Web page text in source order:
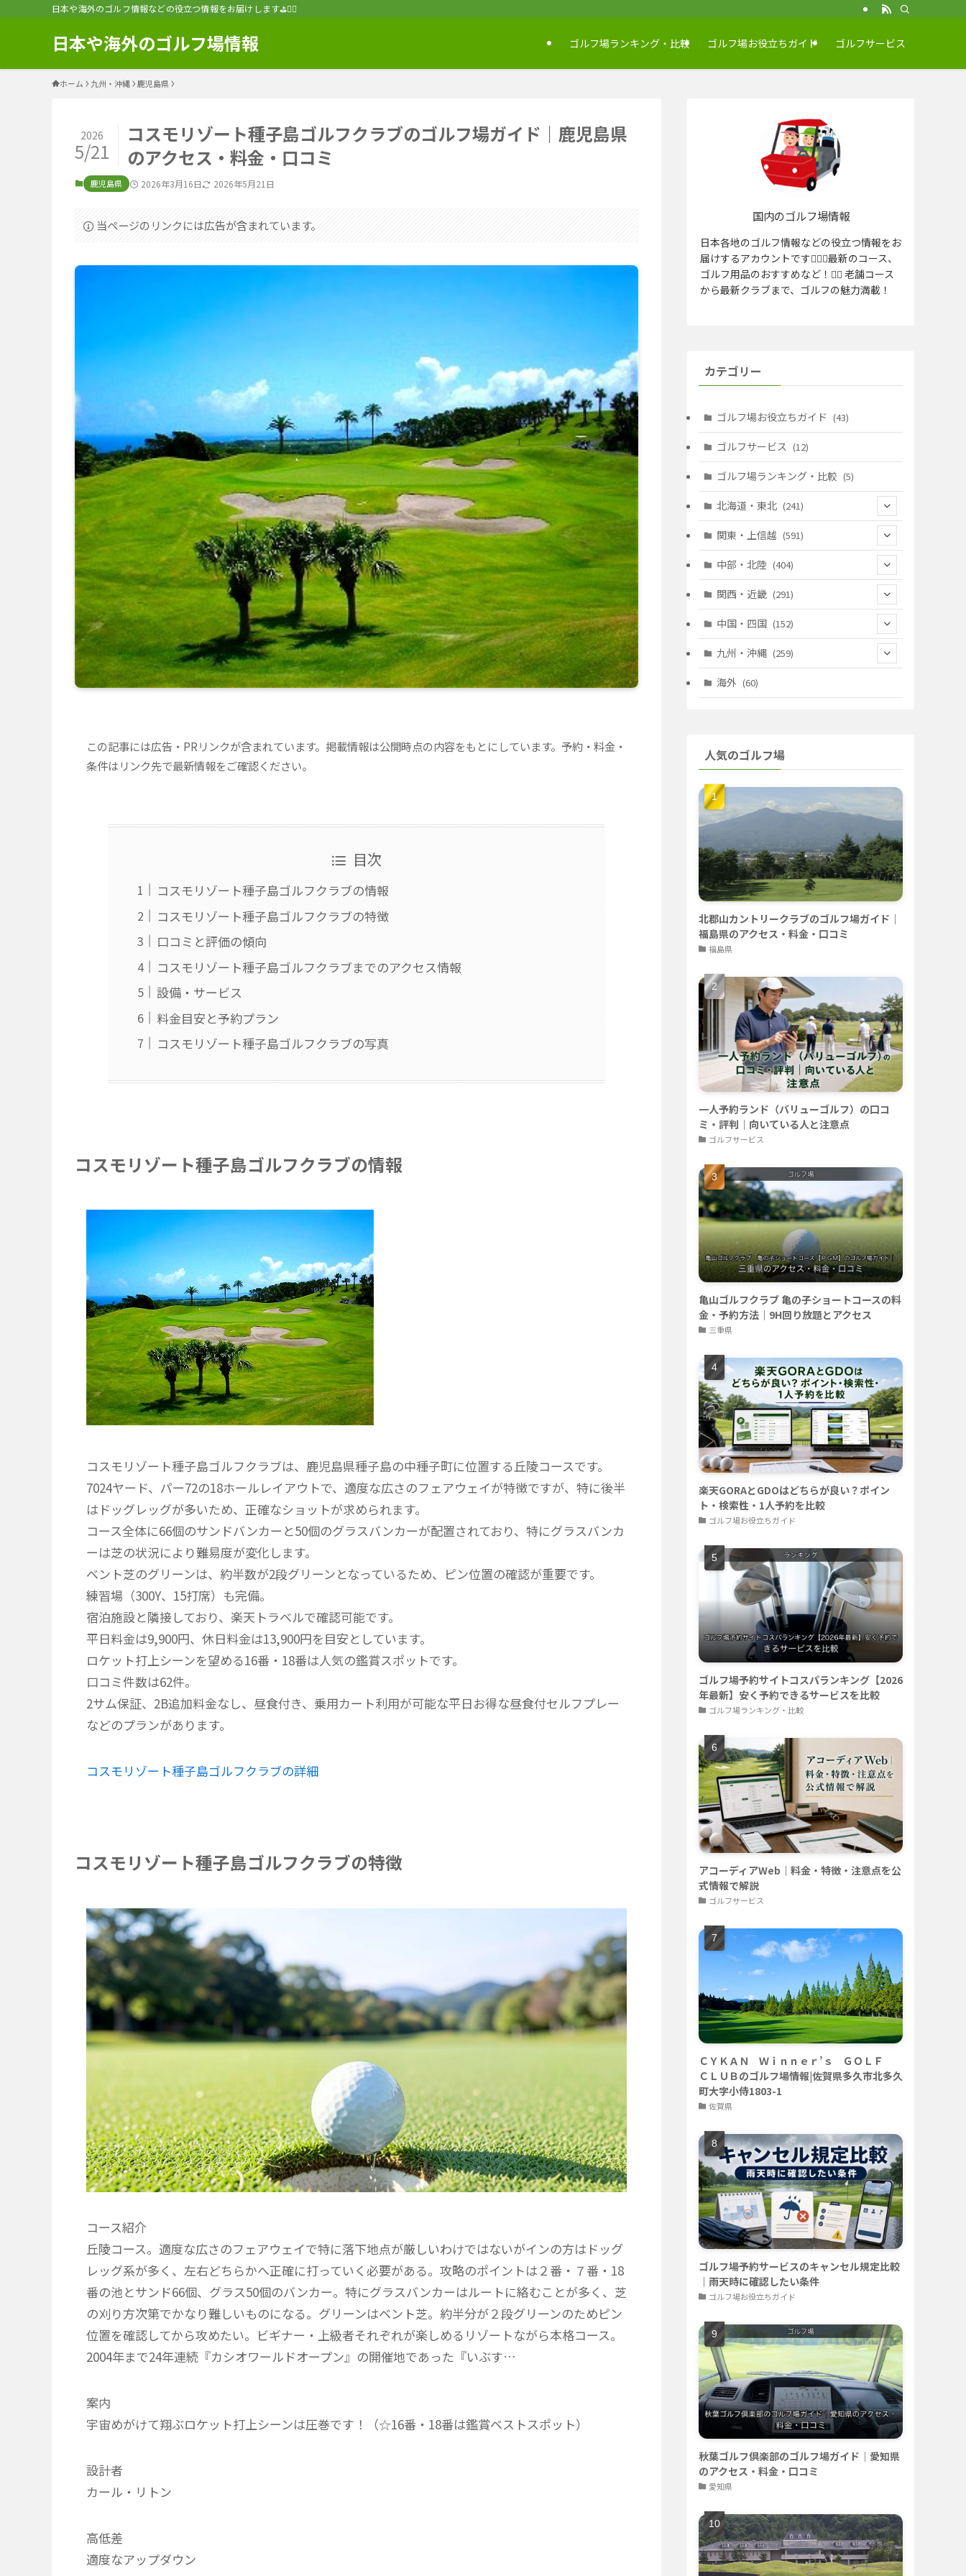
日本や海外のゴルフ情報などの役立つ情報をお届けします⛳️🏌️‍♂️
日本や海外のゴルフ場情報 ゴルフ場ランキング・比較 ゴルフ場お役立ちガイド ゴルフサービス
ホーム 九州・沖縄 鹿児島県
コスモリゾート種子島ゴルフクラブのゴルフ場ガイド｜鹿児島県
のアクセス・料金・口コミ
2026
5/21
鹿児島県 2026年3月16日 2026年5月21日
当ページのリンクには広告が含まれています。
この記事には広告・PRリンクが含まれています。掲載情報は公開時点の内容をもとにしています。予約・料金・
条件はリンク先で最新情報をご確認ください。
目次
コスモリゾート種子島ゴルフクラブの情報
コスモリゾート種子島ゴルフクラブの特徴
口コミと評価の傾向
コスモリゾート種子島ゴルフクラブまでのアクセス情報
設備・サービス
料金目安と予約プラン
コスモリゾート種子島ゴルフクラブの写真
コスモリゾート種子島ゴルフクラブの情報
コスモリゾート種子島ゴルフクラブは、鹿児島県種子島の中種子町に位置する丘陵コースです。
7024ヤード、パー72の18ホールレイアウトで、適度な広さのフェアウェイが特徴ですが、特に後半
はドッグレッグが多いため、正確なショットが求められます。
コース全体に66個のサンドバンカーと50個のグラスバンカーが配置されており、特にグラスバンカ
ーは芝の状況により難易度が変化します。
ベント芝のグリーンは、約半数が2段グリーンとなっているため、ピン位置の確認が重要です。
練習場（300Y、15打席）も完備。
宿泊施設と隣接しており、楽天トラベルで確認可能です。
平日料金は9,900円、休日料金は13,900円を目安としています。
ロケット打上シーンを望める16番・18番は人気の鑑賞スポットです。
口コミ件数は62件。
2サム保証、2B追加料金なし、昼食付き、乗用カート利用が可能な平日お得な昼食付セルフプレー
などのプランがあります。
コスモリゾート種子島ゴルフクラブの詳細
コスモリゾート種子島ゴルフクラブの特徴
コース紹介
丘陵コース。適度な広さのフェアウェイで特に落下地点が厳しいわけではないがインの方はドッグ
レッグ系が多く、左右どちらかへ正確に打っていく必要がある。攻略のポイントは２番・７番・18
番の池とサンド66個、グラス50個のバンカー。特にグラスバンカーはルートに絡むことが多く、芝
の刈り方次第でかなり難しいものになる。グリーンはベント芝。約半分が２段グリーンのためピン
位置を確認してから攻めたい。ビギナー・上級者それぞれが楽しめるリゾートながら本格コース。
2004年まで24年連続『カシオワールドオープン』の開催地であった『いぶす…
案内
宇宙めがけて翔ぶロケット打上シーンは圧巻です！（☆16番・18番は鑑賞ベストスポット）
設計者
カール・リトン
高低差
適度なアップダウン
国内のゴルフ場情報
日本各地のゴルフ情報などの役立つ情報をお
届けするアカウントです🏌️‍♂️⛳️最新のコース、
ゴルフ用品のおすすめなど！🏌️‍♀️ 老舗コース
から最新クラブまで、ゴルフの魅力満載！
カテゴリー
ゴルフ場お役立ちガイド (43)
ゴルフサービス (12)
ゴルフ場ランキング・比較 (5)
北海道・東北 (241)
(128)
(10)
(17)
(35)
(30)
(9)
関東・上信越 (591)
(146)
(40)
(114)
(72)
(14)
(103)
中部・北陸 (404)
(13)
(83)
(11)
(78)
(40)
(59)
関西・近畿 (291)
(39)
(25)
(30)
(139)
中国・四国 (152)
(7)
(39)
(40)
(9)
(14)
九州・沖縄 (259)
(28)
(22)
(40)
(23)
(22)
(26)
海外 (60)
人気のゴルフ場
北郡山カントリークラブのゴルフ場ガイド｜
福島県のアクセス・料金・口コミ
福島県
一人予約ランド（バリューゴルフ）の口コ
ミ・評判｜向いている人と注意点
ゴルフサービス
亀山ゴルフクラブ 亀の子ショートコースの料
金・予約方法｜9H回り放題とアクセス
三重県
楽天GORAとGDOはどちらが良い？ポイン
ト・検索性・1人予約を比較
ゴルフ場お役立ちガイド
ゴルフ場予約サイトコスパランキング【2026
年最新】安く予約できるサービスを比較
ゴルフ場ランキング・比較
アコーディアWeb｜料金・特徴・注意点を公
式情報で解説
ゴルフサービス
ＣＹＫＡＮ Ｗｉｎｎｅｒ’ｓ ＧＯＬＦ
ＣＬＵＢのゴルフ場情報|佐賀県多久市北多久
町大字小侍1803-1
佐賀県
ゴルフ場予約サービスのキャンセル規定比較
｜雨天時に確認したい条件
ゴルフ場お役立ちガイド
秋葉ゴルフ倶楽部のゴルフ場ガイド｜愛知県
のアクセス・料金・口コミ
愛知県